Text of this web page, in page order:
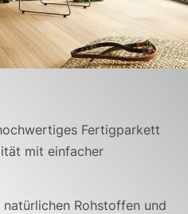
Fertigparkett
mit einfacher
Rohstoffen und